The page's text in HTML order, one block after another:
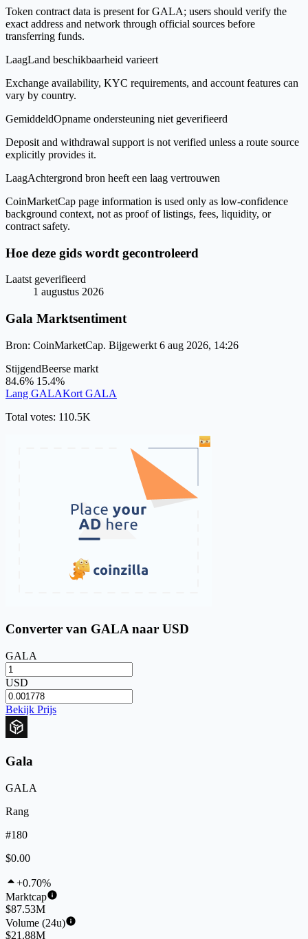
Token contract data is present for GALA; users should verify the
exact address and network through official sources before
transferring funds.
LaagLand beschikbaarheid varieert
Exchange availability, KYC requirements, and account features can
vary by country.
GemiddeldOpname ondersteuning niet geverifieerd
Deposit and withdrawal support is not verified unless a route source
explicitly provides it.
LaagAchtergrond bron heeft een laag vertrouwen
CoinMarketCap page information is used only as low-confidence
background context, not as proof of listings, fees, liquidity, or
contract safety.
Hoe deze gids wordt gecontroleerd
Laatst geverifieerd
1 augustus 2026
Gala Marktsentiment
Bron: CoinMarketCap. Bijgewerkt 6 aug 2026, 14:26
StijgendBeerse markt
84.6% 15.4%
Lang GALAKort GALA
Total votes: 110.5K
Converter van GALA naar USD
GALA
USD
Bekijk Prijs
Gala
GALA
Rang
#180
$0.00
+0.70%
Marktcap
$87.53M
Volume (24u)
$21.88M